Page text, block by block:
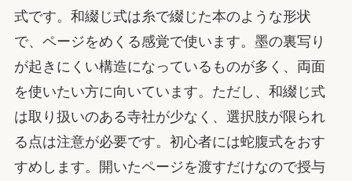
式です。和綴じ式は糸で綴じた本のような形状
で、ページをめくる感覚で使います。墨の裏写り
が起きにくい構造になっているものが多く、両面
を使いたい方に向いています。ただし、和綴じ式
は取り扱いのある寺社が少なく、選択肢が限られ
る点は注意が必要です。初心者には蛇腹式をおす
すめします。開いたページを渡すだけなので授与